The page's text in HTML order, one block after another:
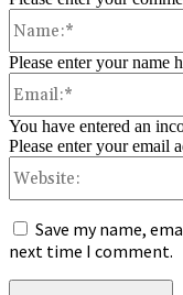
Please enter your name
You have entered an
Please enter your email
Save my name,
next time I comment.